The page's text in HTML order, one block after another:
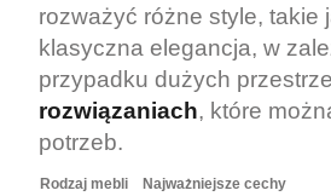
rozważyć różne style, takie
klasyczna elegancja, w
przypadku dużych
rozwiązaniach, które
potrzeb.
Rodzaj mebli Najważniejsze cechy